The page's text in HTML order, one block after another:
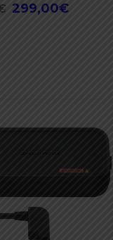
Il
299,00€Il